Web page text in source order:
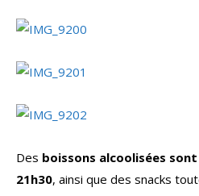
Des boissons alcoolisées
21h30, ainsi que des snacks